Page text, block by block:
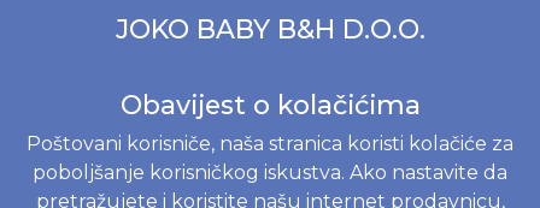
JOKO BABY B&H D.O.O.
Web shop+38762818112
JIB 203311350008
Matični broj 4203311350008
Obavijest o kolačićima
Poštovani korisniče, naša stranica koristi kolačiće za
poboljšanje korisničkog iskustva. Ako nastavite da
pretražujete i koristite našu internet prodavnicu,